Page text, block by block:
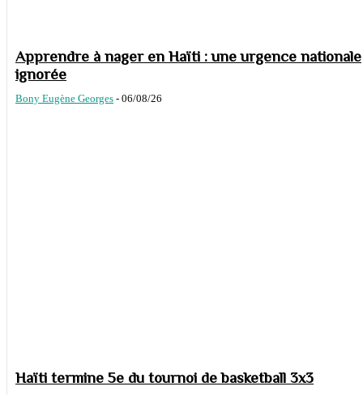
Apprendre à nager en Haïti : une urgence nationale
ignorée
Bony Eugène Georges - 06/08/26
Haïti termine 5e du tournoi de basketball 3x3